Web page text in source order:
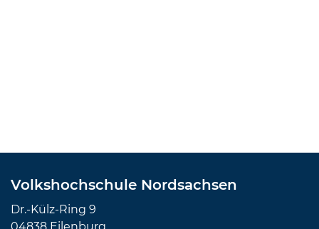
Volkshochschule Nordsachsen
Dr.-Külz-Ring 9